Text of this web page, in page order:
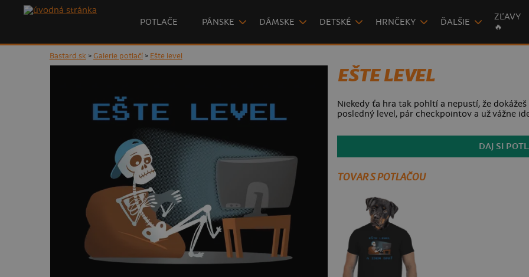
POTLAČE PÁNSKE DÁMSKE DETSKÉ HRNČEKY ĎALŠIE
ZĽAVY
🔥
Bastard.sk> Galerie potlačí> Ešte level
EŠTE LEVEL
Niekedy ťa hra tak pohltí a nepustí, že
posledný level, pár checkpointov a už vážne
DAJ SI
TOVAR S POTLAČOU